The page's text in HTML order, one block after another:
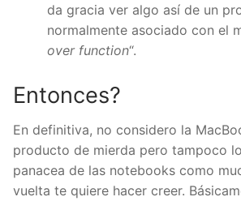
da gracia ver algo así de un
normalmente asociado con el
over function“.
Entonces?
En definitiva, no considero la
producto de mierda pero tampoco
panacea de las notebooks como
vuelta te quiere hacer creer.